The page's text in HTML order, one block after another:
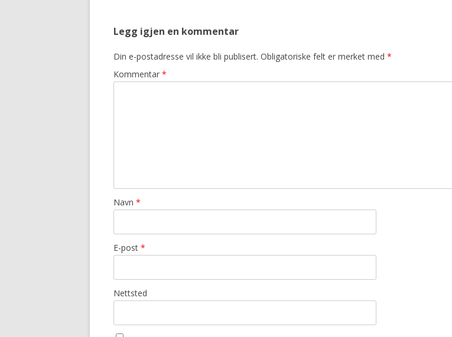
Legg igjen en kommentar
Din e-postadresse vil ikke bli publisert. Obligatoriske felt er merket med *
Kommentar *
Navn *
E-post *
Nettsted